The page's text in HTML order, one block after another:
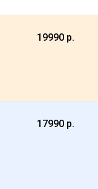
19990 р.
17990 р.